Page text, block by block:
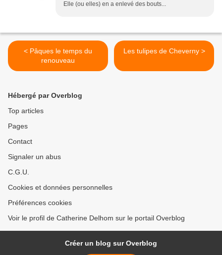
Elle (ou elles) en a enlevé des bouts...
< Pâques le temps du
renouveau
Les tulipes de Cheverny >
Hébergé par Overblog
Top articles
Pages
Contact
Signaler un abus
C.G.U.
Cookies et données personnelles
Préférences cookies
Voir le profil de Catherine Delhom sur le portail Overblog
Créer un blog sur Overblog